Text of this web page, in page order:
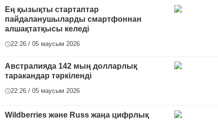
Ең қызықты стартаптар
пайдаланушыларды смартфоннан
алшақтатқысы келеді
22:26 / 05 маусым 2026
Австралияда 142 мың долларлық
таракандар тәркіленді
22:26 / 05 маусым 2026
Wildberries және Russ жаңа цифрлық